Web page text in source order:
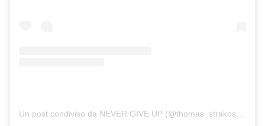
Un post condiviso da NEVER GIVE UP (@thomas_strakosha)